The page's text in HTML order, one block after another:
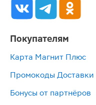
Покупателям
Карта Магнит Плюс
Промокоды Доставки
Бонусы от партнёров